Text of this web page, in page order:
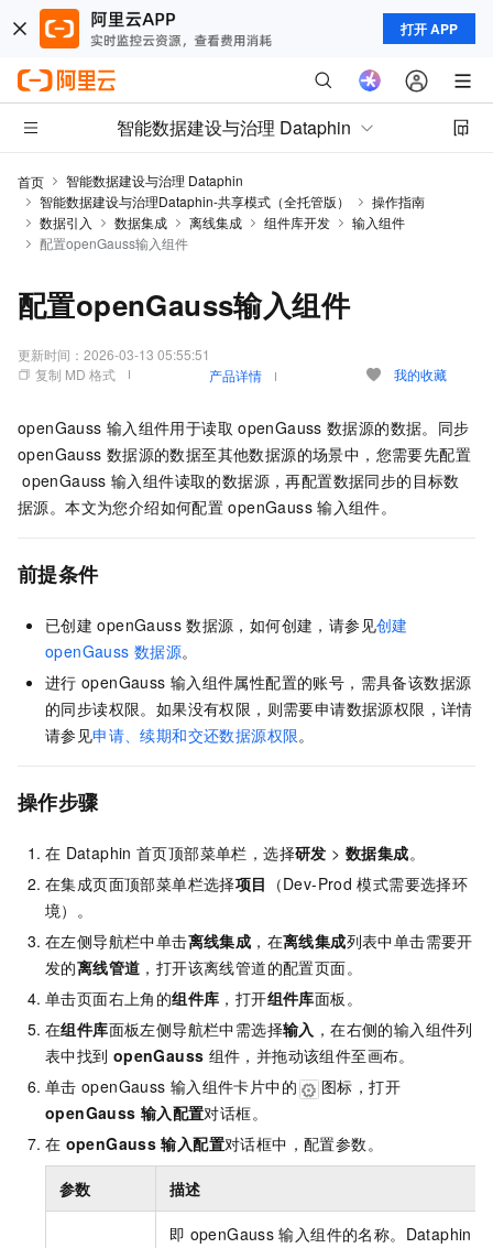
打开 APP
智能数据建设与治理 Dataphin
首页
智能数据建设与治理 Dataphin
智能数据建设与治理Dataphin-共享模式（全托管版）
操作指南
数据引入
数据集成 离线集成 组件库开发
输入组件
配置openGauss输入组件
配置openGauss输入组件
更新时间： 2026-03-13 05:55:51
复制 MD 格式
产品详情 我的收藏
openGauss 输入组件用于读取 openGauss 数据源的数据。同步
openGauss 数据源的数据至其他数据源的场景中，您需要先配置
openGauss 输入组件读取的数据源，再配置数据同步的目标数
据源。本文为您介绍如何配置 openGauss 输入组件。
前提条件
已创建 openGauss 数据源，如何创建，请参见创建
openGauss 数据源。
进行 openGauss 输入组件属性配置的账号，需具备该数据源
的同步读权限。如果没有权限，则需要申请数据源权限，详情
请参见申请、续期和交还数据源权限。
操作步骤
在 Dataphin 首页顶部菜单栏，选择研发 > 数据集成。
在集成页面顶部菜单栏选择项目 （Dev-Prod 模式需要选择环
境）。
在左侧导航栏中单击离线集成 ，在离线集成列表中单击需要开
发的离线管道 ，打开该离线管道的配置页面。
单击页面右上角的组件库 ，打开组件库面板。
在组件库面板左侧导航栏中需选择输入 ，在右侧的输入组件列
表中找到 openGauss 组件，并拖动该组件至画布。
单击 openGauss 输入组件卡片中的
图标，打开
openGauss 输入配置对话框。
在 openGauss 输入配置对话框中，配置参数。
参数 描述
即 openGauss 输入组件的名称。Dataphin